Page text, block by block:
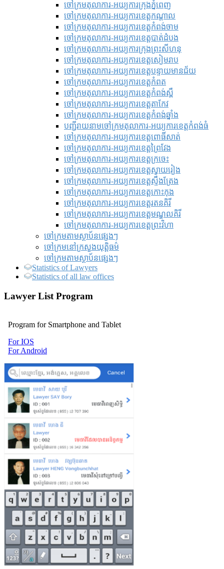
ចៅក្រមតុលាការ-អយ្យការក្រុងភ្នំពេញ
ចៅក្រមតុលាការ-អយ្យការខេត្តកណ្តាល
ចៅក្រមតុលាការ-អយ្យការខេត្តកំពង់ចាម
ចៅក្រមតុលាការ-អយ្យការខេត្តបាត់ដំបង
ចៅក្រមតុលាការ-អយ្យការ​ក្រុងព្រះសីហនុ
ចៅក្រមតុលាការ-អយ្យការខេត្តសៀមរាប
ចៅក្រមតុលាការ-អយ្យការខេត្តបន្ទាយមានជ័យ
ចៅក្រមតុលាការ-អយ្យការខេត្តកំពត
ចៅក្រមតុលាការ-អយ្យការខេត្តកំពង់ស្ពឺ
ចៅក្រមតុលាការ-អយ្យការខេត្តតាកែវ
ចៅក្រមតុលាការ-អយ្យការខេត្តកំពង់ឆ្នាំង
បញ្ជីរាយនាមចៅក្រមតុលាការ-អយ្យការខេត្តកំពង់ធំ
ចៅក្រមតុលាការ-អយ្យការខេត្តពោធិ៍សាត់
ចៅក្រមតុលាការ-អយ្យការខេត្តព្រៃវែង
ចៅក្រមតុលាការ-អយ្យការខេត្តក្រចេះ
ចៅក្រមតុលាការ-អយ្យការខេត្តស្វាយរៀង
ចៅក្រមតុលាការ-អយ្យការខេត្តស្ទឹងត្រែង
ចៅក្រមតុលាការ-អយ្យការខេត្តកោះកុង
ចៅក្រមតុលាការ-អយ្យការខេត្តរតនគិរី
ចៅក្រមតុលាការ-អយ្យការខេត្តមណ្ឌលគិរី
ចៅក្រមតុលាការ-អយ្យការខេត្តព្រះវិហា
ចៅក្រមតាមស្ថាប័នផ្សេងៗ
ចៅក្រមនៅក្រសួងយុត្តិធម៌
ចៅក្រមតាមស្ថាប័នផ្សេងៗ
Statistics of Lawyers
Statistics of all law offices
Lawyer List Program
Program for Smartphone and Tablet
For IOS
For Android